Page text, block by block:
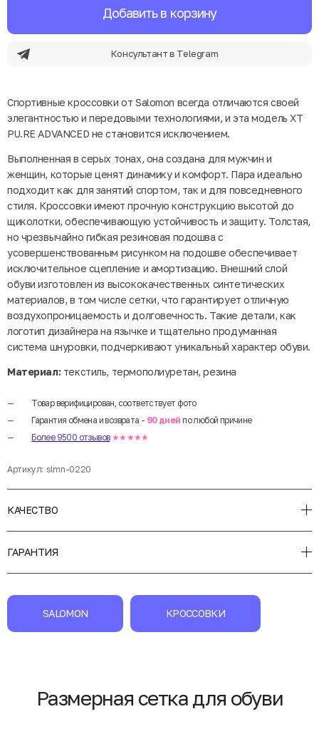
Добавить в корзину
Консультант в Telegram
Спортивные кроссовки от Salomon всегда отличаются своей
элегантностью и передовыми технологиями, и эта модель XT
PU.RE ADVANCED не становится исключением.
Выполненная в серых тонах, она создана для мужчин и
женщин, которые ценят динамику и комфорт. Пара идеально
подходит как для занятий спортом, так и для повседневного
стиля. Кроссовки имеют прочную конструкцию высотой до
щиколотки, обеспечивающую устойчивость и защиту. Толстая,
но чрезвычайно гибкая резиновая подошва с
усовершенствованным рисунком на подошве обеспечивает
исключительное сцепление и амортизацию. Внешний слой
обуви изготовлен из высококачественных синтетических
материалов, в том числе сетки, что гарантирует отличную
воздухопроницаемость и долговечность. Такие детали, как
логотип дизайнера на язычке и тщательно продуманная
система шнуровки, подчеркивают уникальный характер обуви.
Материал: текстиль, термополиуретан, резина
Товар верифицирован, соответствует фото
Гарантия обмена и возврата - 90 дней по любой причине
Более 9500 отзывов ★★★★★
Артикул: slmn-0220
КАЧЕСТВО
ГАРАНТИЯ
SALOMON КРОССОВКИ
Размерная сетка для обуви